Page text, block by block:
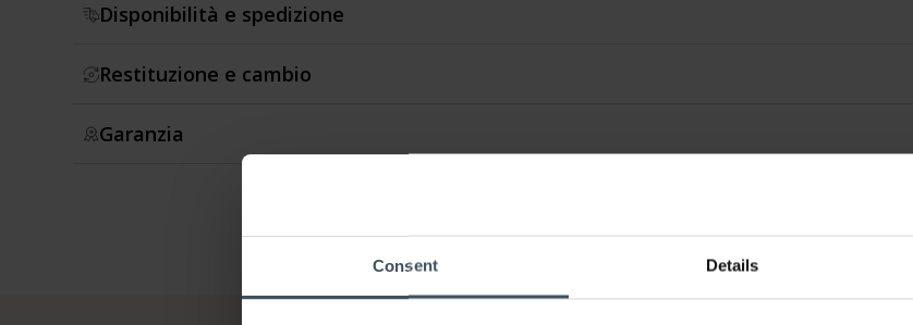
Consent Details
Disponibilità e spedizione
Restituzione e cambio
Garanzia